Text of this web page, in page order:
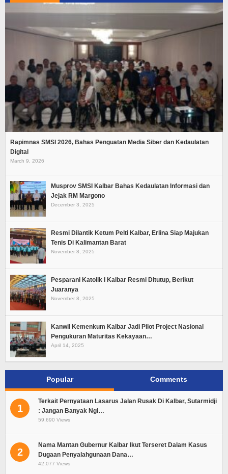
Rapimnas SMSI 2026, Bahas Penguatan Media Siber dan Kedaulatan
Digital
March 9, 2026
Musprov SMSI Kalbar Bahas Kedaulatan Informasi dan
Jejak RM Margono
December 3, 2025
Resmi Dilantik Ketum Pelti Kalbar, Erlina Siap Majukan
Tenis Di Kalimantan Barat
November 8, 2025
Pesparani Katolik I Kalbar Resmi Ditutup, Berikut
Juaranya
November 8, 2025
Kanwil Kemenkum Kalbar Jadi Pilot Project Nasional
Pengukuran Maturitas Kekayaan…
April 14, 2025
Popular Comments
1
Terkait Pernyataan Lasarus Jalan Rusak Di Kalbar, Sutarmidji
: Jangan Banyak Ngi…
59,690 Views
2
Nama Mantan Gubernur Kalbar Ikut Terseret Dalam Kasus
Dugaan Penyalahgunaan Dana…
42,077 Views